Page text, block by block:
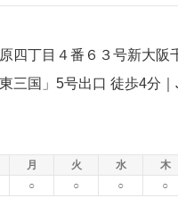
月 火 水
木
○ ○ ○ ○